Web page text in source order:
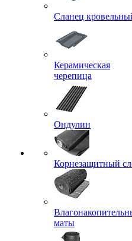
Сланец
Керамическая
черепица
Ондулин
Корнезащитный
маты